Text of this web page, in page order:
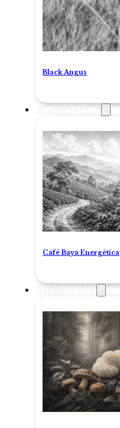
Black Angus
ALIMENTOS
Café Baya Energética
BIENESTAR